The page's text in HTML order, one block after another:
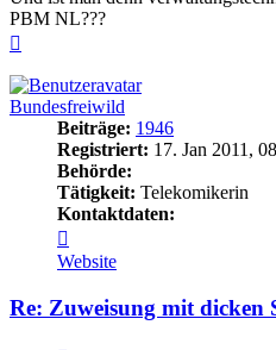
PBM NL???
Bundesfreiwild
Beiträge: 1946
Registriert: 17. Jan 2011,
Behörde:
Tätigkeit: Telekomikerin
Kontaktdaten:
von
Bundesfreiwild
Website
Re: Zuweisung mit dicken